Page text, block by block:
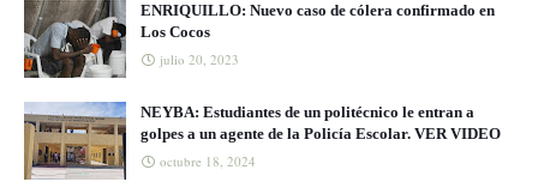
ENRIQUILLO: Nuevo caso de cólera confirmado en
Los Cocos
julio 20, 2023
NEYBA: Estudiantes de un politécnico le entran a
golpes a un agente de la Policía Escolar. VER VIDEO
octubre 18, 2024